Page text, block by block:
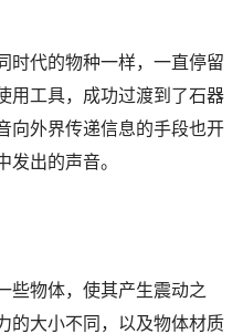
时代的物种一样，一直停留
用工具，成功过渡到了石器
向外界传递信息的手段也开
发出的声音。
些物体，使其产生震动之
的大小不同，以及物体材质